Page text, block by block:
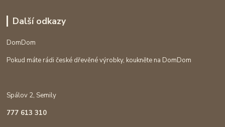
Další odkazy
DomDom
Pokud máte rádi české dřevěné výrobky, koukněte na DomDom
Spálov 2, Semily
777 613 310